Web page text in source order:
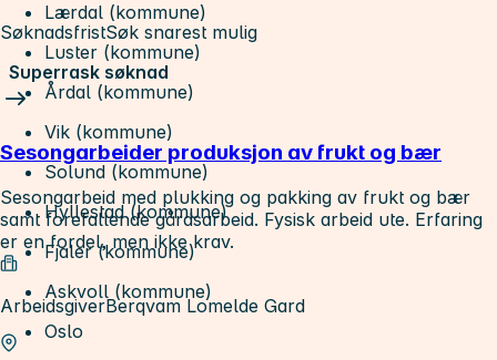
Lærdal (kommune)
Luster (kommune)
Årdal (kommune)
Vik (kommune)
Solund (kommune)
Hyllestad (kommune)
Fjaler (kommune)
Askvoll (kommune)
Oslo
SøknadsfristSøk snarest mulig
Superrask søknad
Sesongarbeider produksjon av frukt og bær
Sesongarbeid med plukking og pakking av frukt og bær
samt forefallende gårdsarbeid. Fysisk arbeid ute. Erfaring
er en fordel, men ikke krav.
ArbeidsgiverBerqvam Lomelde Gard